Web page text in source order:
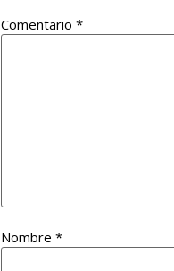
Comentario *
Nombre *